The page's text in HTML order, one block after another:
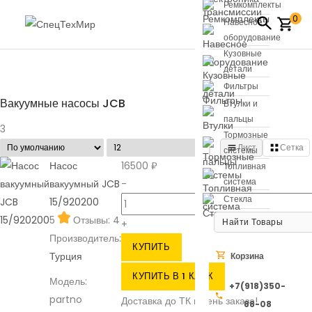
Ремкомплекты
Навесное
оборудование
Кузовные
детали
Фильтры
Втулки и
пальцы
Тормозные
системы
Топливная
система
Стекла
+7(918)350-
88-08
0
Вакуумные насосы JCB
3
Лист Сетка
Насос
вакуумный JCB
15/920200
5
Отзывы: 4
Производитель:
Турция
Модель:
partno
16500 ₽
-
+
КУПИТЬ
КУПИТЬ В 1 КЛИК
Доставка до ТК в день заказа!